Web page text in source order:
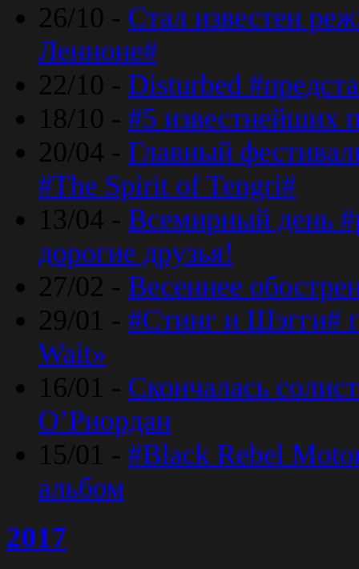
26/10 - Стал известен
Ленноне#
22/10 - Disturbed
18/10 - #5 известнейших
20/04 - Главный
#The Spirit of Tengri#
13/04 - Всемирный день
дорогие друзья!
27/02 - Весеннее
29/01 - #Стинг и Шэгги#
Wait»
16/01 - Скончалась
O’Риордан
15/01 - #Black Rebel
альбом
2017